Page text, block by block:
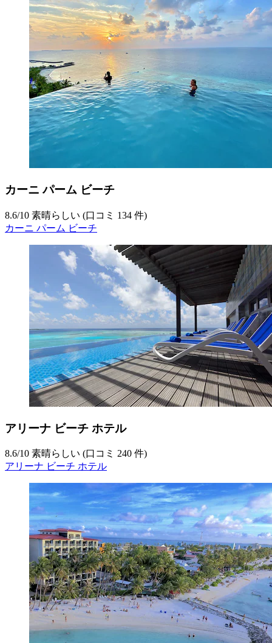
カーニ パーム ビーチ
8.6/10 素晴らしい (口コミ 134 件)
カーニ パーム ビーチ
アリーナ ビーチ ホテル
8.6/10 素晴らしい (口コミ 240 件)
アリーナ ビーチ ホテル